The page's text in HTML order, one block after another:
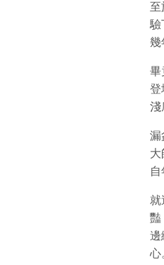
至
驗
幾
畢
登
淺
漏
大
就
豔
邊
心